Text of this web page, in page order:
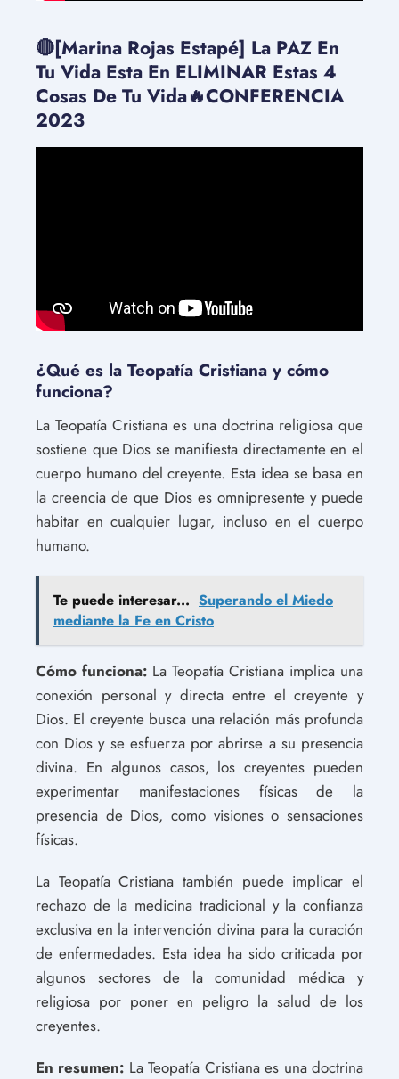
🔴[Marina Rojas Estapé] La PAZ En
Tu Vida Esta En ELIMINAR Estas 4
Cosas De Tu Vida🔥CONFERENCIA
2023
¿Qué es la Teopatía Cristiana y cómo
funciona?
La Teopatía Cristiana es una doctrina religiosa que
sostiene que Dios se manifiesta directamente en el
cuerpo humano del creyente. Esta idea se basa en
la creencia de que Dios es omnipresente y puede
habitar en cualquier lugar, incluso en el cuerpo
humano.
Te puede interesar... Superando el Miedo
mediante la Fe en Cristo
Cómo funciona: La Teopatía Cristiana implica una
conexión personal y directa entre el creyente y
Dios. El creyente busca una relación más profunda
con Dios y se esfuerza por abrirse a su presencia
divina. En algunos casos, los creyentes pueden
experimentar manifestaciones físicas de la
presencia de Dios, como visiones o sensaciones
físicas.
La Teopatía Cristiana también puede implicar el
rechazo de la medicina tradicional y la confianza
exclusiva en la intervención divina para la curación
de enfermedades. Esta idea ha sido criticada por
algunos sectores de la comunidad médica y
religiosa por poner en peligro la salud de los
creyentes.
En resumen: La Teopatía Cristiana es una doctrina